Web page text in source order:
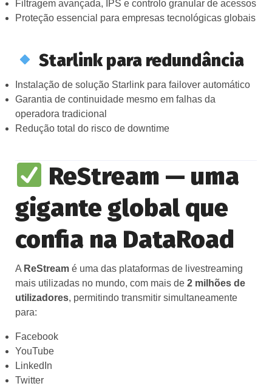
Filtragem avançada, IPS e controlo granular de acessos
Proteção essencial para empresas tecnológicas globais
Starlink para redundância
Instalação de solução Starlink para failover automático
Garantia de continuidade mesmo em falhas da
operadora tradicional
Redução total do risco de downtime
ReStream — uma
gigante global que
confia na DataRoad
A ReStream é uma das plataformas de livestreaming
mais utilizadas no mundo, com mais de 2 milhões de
utilizadores, permitindo transmitir simultaneamente
para:
Facebook
YouTube
LinkedIn
Twitter